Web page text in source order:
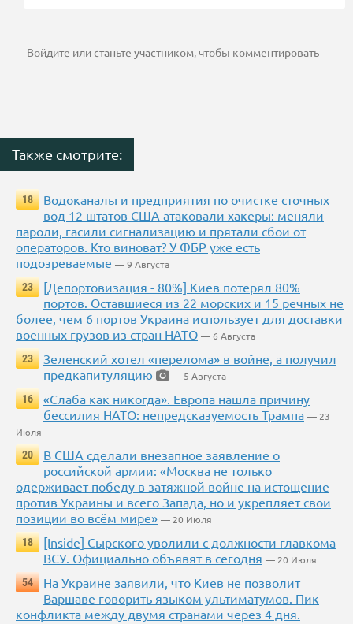
Войдите илистаньте участником, чтобы комментировать
Также смотрите:
18
Водоканалы и предприятия по очистке сточных
вод 12 штатов США атаковали хакеры: меняли
пароли, гасили сигнализацию и прятали сбои от
операторов. Кто виноват? У ФБР уже есть
подозреваемые — 9 Августа
23
[Депортовизация - 80%] Киев потерял 80%
портов. Оставшиеся из 22 морских и 15 речных не
более, чем 6 портов Украина использует для доставки
военных грузов из стран НАТО — 6 Августа
23
Зеленский хотел «перелома» в войне, а получил
предкапитуляцию
— 5 Августа
16
«Слаба как никогда». Европа нашла причину
бессилия НАТО: непредсказуемость Трампа — 23
Июля
20
В США сделали внезапное заявление о
российской армии: «Москва не только
одерживает победу в затяжной войне на истощение
против Украины и всего Запада, но и укрепляет свои
позиции во всём мире» — 20 Июля
18
[Inside] Сырского уволили с должности главкома
ВСУ. Официально объявят в сегодня — 20 Июля
54
На Украине заявили, что Киев не позволит
Варшаве говорить языком ультиматумов. Пик
конфликта между двумя странами через 4 дня.